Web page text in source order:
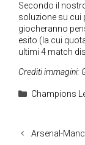
Secondo il
soluzione su cui
giocheranno
esito (la cui
ultimi 4 match
Crediti immagini:
Categorie
Champions
Arsenal-